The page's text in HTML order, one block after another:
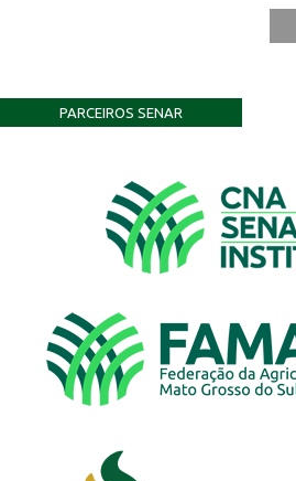
PARCEIROS SENAR